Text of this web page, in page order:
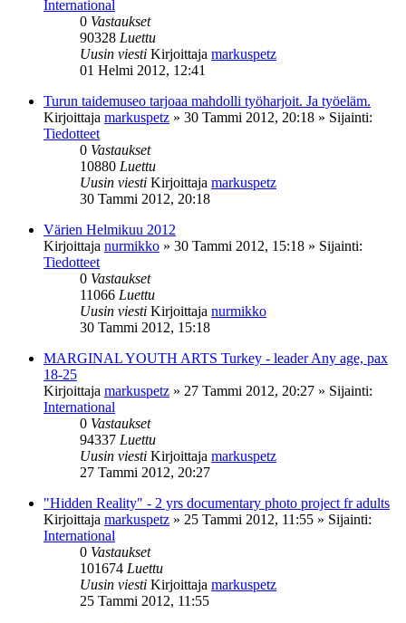
International
0 Vastaukset
90328 Luettu
Uusin viesti Kirjoittaja markuspetz
01 Helmi 2012, 12:41
Turun taidemuseo tarjoaa mahdolli työharjoit. Ja työeläm.
Kirjoittaja markuspetz » 30 Tammi 2012, 20:18 » Sijainti:
Tiedotteet
0 Vastaukset
10880 Luettu
Uusin viesti Kirjoittaja markuspetz
30 Tammi 2012, 20:18
Värien Helmikuu 2012
Kirjoittaja nurmikko » 30 Tammi 2012, 15:18 » Sijainti:
Tiedotteet
0 Vastaukset
11066 Luettu
Uusin viesti Kirjoittaja nurmikko
30 Tammi 2012, 15:18
MARGINAL YOUTH ARTS Turkey - leader Any age, pax
18-25
Kirjoittaja markuspetz » 27 Tammi 2012, 20:27 » Sijainti:
International
0 Vastaukset
94337 Luettu
Uusin viesti Kirjoittaja markuspetz
27 Tammi 2012, 20:27
"Hidden Reality" - 2 yrs documentary photo project fr adults
Kirjoittaja markuspetz » 25 Tammi 2012, 11:55 » Sijainti:
International
0 Vastaukset
101674 Luettu
Uusin viesti Kirjoittaja markuspetz
25 Tammi 2012, 11:55